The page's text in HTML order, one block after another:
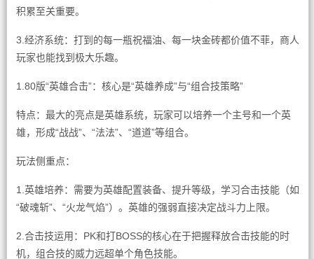
积累至关重要。
3.经济系统：打到的每一瓶祝福油、每一块金砖都价值不菲，商人
玩家也能找到极大乐趣。
1.80版“英雄合击”：核心是“英雄养成”与“组合技策略”
特点：最大的亮点是英雄系统，玩家可以培养一个主号和一个英
雄，形成“战战”、“法法”、“道道”等组合。
玩法侧重点：
1.英雄培养：需要为英雄配置装备、提升等级，学习合击技能（如
“破魂斩”、“火龙气焰”）。英雄的强弱直接决定战斗力上限。
2.合击技运用：PK和打BOSS的核心在于把握释放合击技能的时
机，组合技的威力远超单个角色技能。